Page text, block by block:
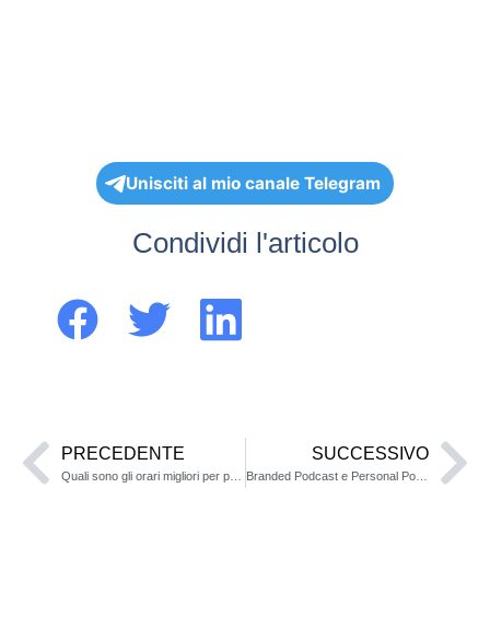
Unisciti al mio canale Telegram
Condividi l'articolo
PRECEDENTE SUCCESSIVO
Branded Podcast e Personal Podcast: Due mezzi potenti per far crescere la tua attività